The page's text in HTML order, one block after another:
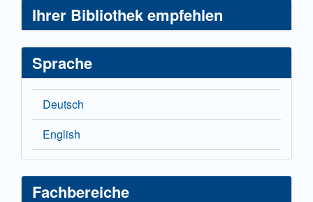
Ihrer Bibliothek empfehlen
Sprache
Deutsch
English
Fachbereiche